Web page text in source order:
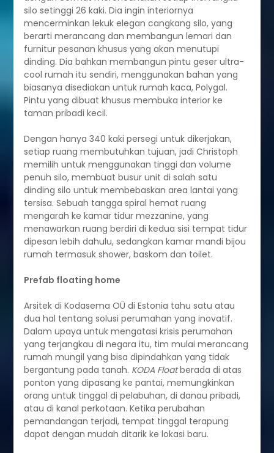
silo setinggi 26 kaki. Dia ingin interiornya
mencerminkan lekuk elegan cangkang silo, yang
berarti merancang dan membangun lemari dan
furnitur pesanan khusus yang akan menutupi
dinding. Dia bahkan membangun pintu geser ultra-
cool rumah itu sendiri, menggunakan bahan yang
biasanya disediakan untuk rumah kaca, Polygal.
Pintu yang dibuat khusus membuka interior ke
taman pribadi kecil.
Dengan hanya 340 kaki persegi untuk dikerjakan,
setiap ruang membutuhkan tujuan, jadi Christoph
memilih untuk menggunakan tinggi dan volume
penuh silo, membuat busur unit di salah satu
dinding silo untuk membebaskan area lantai yang
tersisa. Sebuah tangga spiral hemat ruang
mengarah ke kamar tidur mezzanine, yang
menawarkan ruang berdiri di kedua sisi tempat tidur
dipesan lebih dahulu, sedangkan kamar mandi bijou
rumah termasuk shower, baskom dan toilet.
Prefab floating home
Arsitek di Kodasema OÜ di Estonia tahu satu atau
dua hal tentang solusi perumahan yang inovatif.
Dalam upaya untuk mengatasi krisis perumahan
yang terjangkau di negara itu, tim mulai merancang
rumah mungil yang bisa dipindahkan yang tidak
bergantung pada tanah. KODA Floatberada di atas
ponton yang dipasang ke pantai, memungkinkan
orang untuk tinggal di pelabuhan, di danau pribadi,
atau di kanal perkotaan. Ketika perubahan
pemandangan terjadi, tempat tinggal terapung
dapat dengan mudah ditarik ke lokasi baru.